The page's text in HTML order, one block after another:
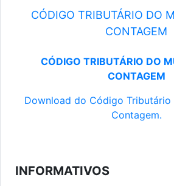
CÓDIGO TRIBUTÁRIO DO
CONTAGEM
CÓDIGO TRIBUTÁRIO DO
CONTAGEM
Download do Código
Contagem.
INFORMATIVOS